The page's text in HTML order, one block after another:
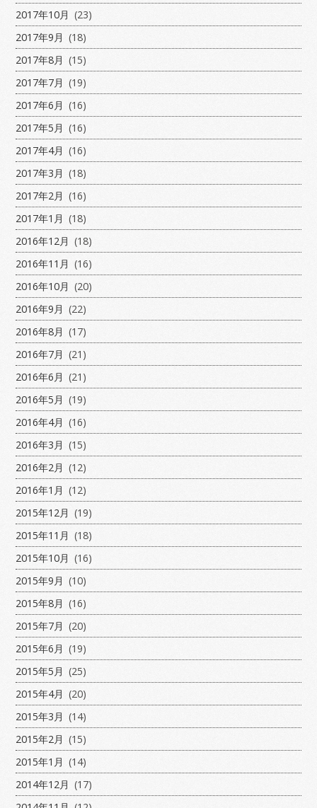
2017年10月 (23)
2017年9月 (18)
2017年8月 (15)
2017年7月 (19)
2017年6月 (16)
2017年5月 (16)
2017年4月 (16)
2017年3月 (18)
2017年2月 (16)
2017年1月 (18)
2016年12月 (18)
2016年11月 (16)
2016年10月 (20)
2016年9月 (22)
2016年8月 (17)
2016年7月 (21)
2016年6月 (21)
2016年5月 (19)
2016年4月 (16)
2016年3月 (15)
2016年2月 (12)
2016年1月 (12)
2015年12月 (19)
2015年11月 (18)
2015年10月 (16)
2015年9月 (10)
2015年8月 (16)
2015年7月 (20)
2015年6月 (19)
2015年5月 (25)
2015年4月 (20)
2015年3月 (14)
2015年2月 (15)
2015年1月 (14)
2014年12月 (17)